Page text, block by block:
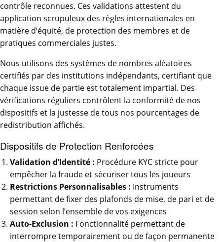
contrôle reconnues. Ces validations attestent du
application scrupuleux des règles internationales en
matière d’équité, de protection des membres et de
pratiques commerciales justes.
Nous utilisons des systèmes de nombres aléatoires
certifiés par des institutions indépendants, certifiant que
chaque issue de partie est totalement impartial. Des
vérifications réguliers contrôlent la conformité de nos
dispositifs et la justesse de tous nos pourcentages de
redistribution affichés.
Dispositifs de Protection Renforcées
Validation d’Identité : Procédure KYC stricte pour
empêcher la fraude et sécuriser tous les joueurs
Restrictions Personnalisables : Instruments
permettant de fixer des plafonds de mise, de pari et de
session selon l’ensemble de vos exigences
Auto-Exclusion : Fonctionnalité permettant de
interrompre temporairement ou de façon permanente